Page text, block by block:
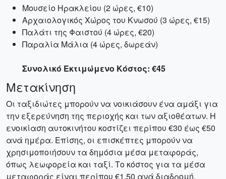
Μουσείο Ηρακλείου (2 ώρες, €10)
Αρχαιολογικός Χώρος του Κνωσού (3 ώρες, €15)
Παλάτι της Φαιστού (4 ώρες, €20)
Παραλία Μάλια (4 ώρες, δωρεάν)
Συνολικό Εκτιμώμενο Κόστος: €45
Μετακίνηση
Οι ταξιδιώτες μπορούν να νοικιάσουν ένα αμάξι για
την εξερεύνηση της περιοχής και των αξιοθέατων. Η
ενοικίαση αυτοκινήτου κοστίζει περίπου €30 έως €50
ανά ημέρα. Επίσης, οι επισκέπτες μπορούν να
χρησιμοποιήσουν τα δημόσια μέσα μεταφοράς,
όπως λεωφορεία και ταξί. Το κόστος για τα μέσα
μεταφοράς είναι περίπου €1,50 ανά διαδρομή.